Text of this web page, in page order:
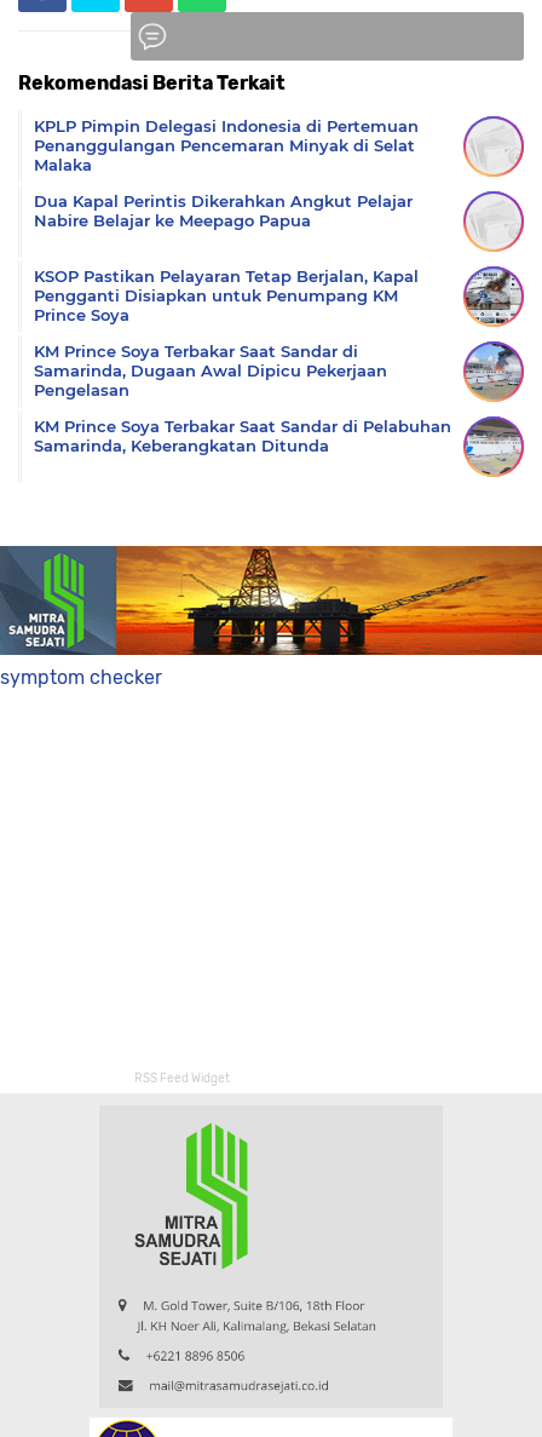
Rekomendasi Berita Terkait
KPLP Pimpin Delegasi Indonesia di Pertemuan
Penanggulangan Pencemaran Minyak di Selat
Malaka
Dua Kapal Perintis Dikerahkan Angkut Pelajar
Nabire Belajar ke Meepago Papua
KSOP Pastikan Pelayaran Tetap Berjalan, Kapal
Pengganti Disiapkan untuk Penumpang KM
Prince Soya
KM Prince Soya Terbakar Saat Sandar di
Samarinda, Dugaan Awal Dipicu Pekerjaan
Pengelasan
KM Prince Soya Terbakar Saat Sandar di Pelabuhan
Samarinda, Keberangkatan Ditunda
symptom checker
RSS Feed Widget